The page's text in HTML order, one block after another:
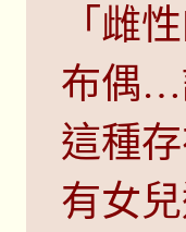
「雌
布偶…
這種
有女